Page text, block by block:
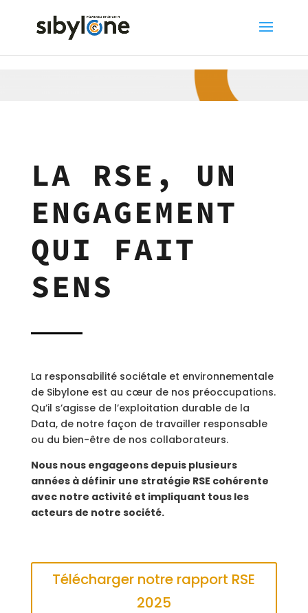
LA RSE, UN
ENGAGEMENT
QUI FAIT
SENS
La responsabilité sociétale et environnementale
de Sibylone est au cœur de nos préoccupations.
Qu’il s’agisse de l’exploitation durable de la
Data, de notre façon de travailler responsable
ou du bien-être de nos collaborateurs.
Nous nous engageons depuis plusieurs
années à définir une stratégie RSE cohérente
avec notre activité et impliquant tous les
acteurs de notre société.
Télécharger notre rapport RSE
2025